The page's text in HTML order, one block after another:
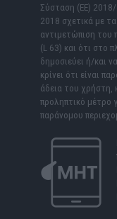
Σύσταση (ΕΕ)
2018 σχετικά με
αντιμετώπιση του
(L 63) και ότι στο
δημοσιεύει ή/και
κρίνει ότι είναι
άδεια του χρήστη,
προληπτικό μέτρο
παράνομου